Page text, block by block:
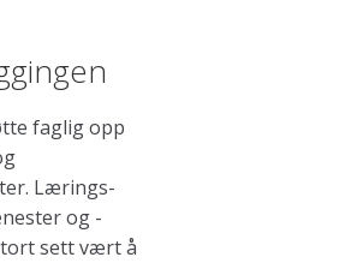
faglig opp
Lærings-
og -
sett vært å